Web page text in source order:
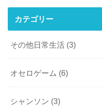
カテゴリー
その他日常生活 (3)
オセロゲーム (6)
シャンソン (3)